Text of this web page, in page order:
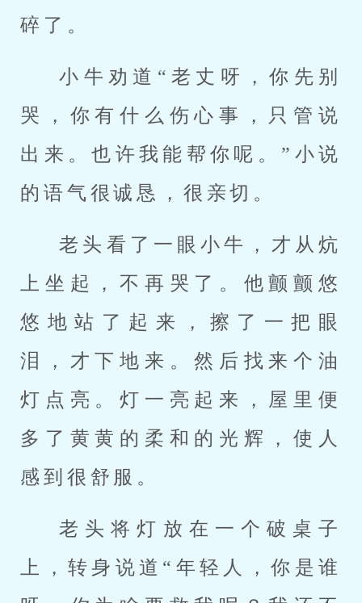
碎了。
小牛劝道“老丈呀，你先别
哭，你有什么伤心事，只管说
出来。也许我能帮你呢。”小说
的语气很诚恳，很亲切。
老头看了一眼小牛，才从炕
上坐起，不再哭了。他颤颤悠
悠地站了起来，擦了一把眼
泪，才下地来。然后找来个油
灯点亮。灯一亮起来，屋里便
多了黄黄的柔和的光辉，使人
感到很舒服。
老头将灯放在一个破桌子
上，转身说道“年轻人，你是谁